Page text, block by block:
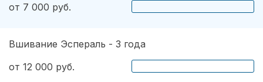
от 7 000 руб.
Вшивание Эспераль - 3 года
от 12 000 руб.